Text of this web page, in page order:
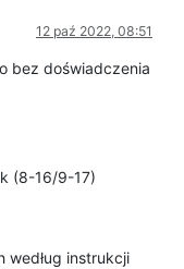
12 paź 2022, 08:51
bez doświadczenia
(8-16/9-17)
według instrukcji